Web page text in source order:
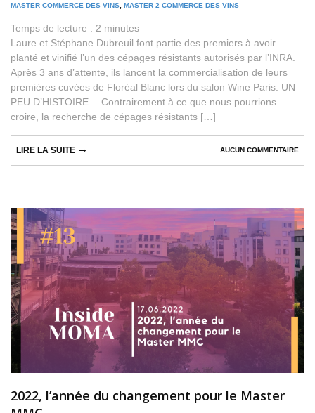
MASTER COMMERCE DES VINS, MASTER 2 COMMERCE DES VINS
Temps de lecture : 2 minutes
Laure et Stéphane Dubreuil font partie des premiers à avoir
planté et vinifié l’un des cépages résistants autorisés par l’INRA.
Après 3 ans d’attente, ils lancent la commercialisation de leurs
premières cuvées de Floréal Blanc lors du salon Wine Paris. UN
PEU D’HISTOIRE… Contrairement à ce que nous pourrions
croire, la recherche de cépages résistants […]
AUCUN COMMENTAIRE
LIRE LA SUITE
2022, l’année du changement pour le Master